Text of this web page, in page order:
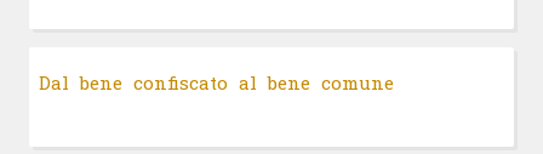
Dal bene confiscato al bene comune